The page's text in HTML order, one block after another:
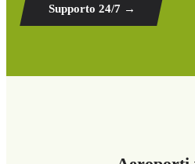
Supporto 24/7 →